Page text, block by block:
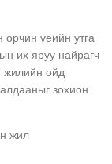
үеийн утга
их яруу найрагч
жилийн ойд
зохион
жил